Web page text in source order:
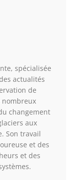
spécialisée
actualités
de
nombreux
changement
aux
Son travail
et des
et des